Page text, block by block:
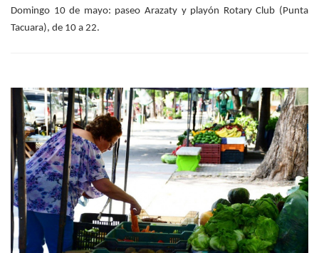
Domingo 10 de mayo: paseo Arazaty y playón Rotary Club (Punta
Tacuara), de 10 a 22.